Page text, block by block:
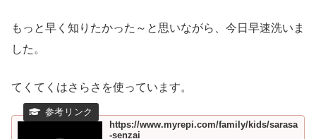
もっと早く知りたかった～と思いながら、今日早速洗いま
した 。
てくてくはさらさを使っています。
https://www.myrepi.com/family/kids/sarasa
-senzai